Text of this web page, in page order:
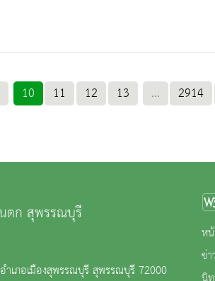
10 11 12 13 ... 2914
ตก สุพรรณบุรี
เภอเมืองสุพรรณบุรี สุพรรณบุรี 72000
ห
ข่